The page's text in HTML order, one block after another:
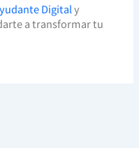
Digitaly
a transformar tu